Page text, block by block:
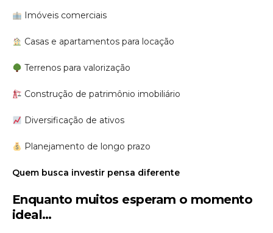
Imóveis comerciais
Casas e apartamentos para locação
Terrenos para valorização
Construção de patrimônio imobiliário
Diversificação de ativos
Planejamento de longo prazo
Quem busca investir pensa diferente
Enquanto muitos esperam o momento
ideal…